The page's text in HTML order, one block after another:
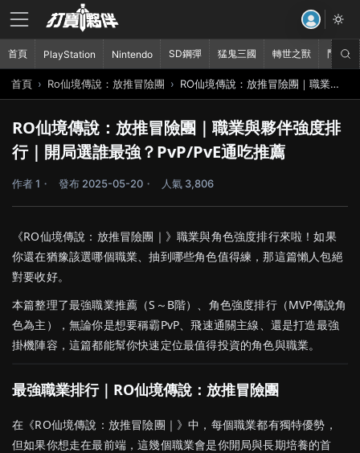
首頁 Ro仙境傳說：放推冒險團 RO仙境傳說：放推冒險團｜職業與夥伴強度排行｜開局選誰最強？PvP/PvE通吃推薦
RO仙境傳說：放推冒險團｜職業與夥伴強度排
行｜開局選誰最強？PvP/PvE通吃推薦
作者 1 發布 2025-05-20 人氣 3,806
《RO仙境傳說：放推冒險團｜ 》職業與角色強度排行來啦！如果
你還在猶豫該選哪個職業、抽到哪些角色值得練，那這篇懶人包絕
對要收好。
本篇整理了最強職業推薦（S～ B階）、 角色強度排行（MVP傳說角
色為主），無論你是想要稱霸PvP、飛速通關主線、 還是打造最強
掛機陣容，這篇都能幫你快速定位最值得投資的角色與職業。
最強職業排行｜ RO仙境傳說：放推冒險團
在《RO仙境傳說：放推冒險團｜ 》中， 每個職業都有獨特優勢，
但如果你想走在最前端，這幾個職業會是你開局與長期培養的首
首頁 PlayStation Nintendo SD鋼彈 猛鬼三國 轉世之獸 鬥破蒼